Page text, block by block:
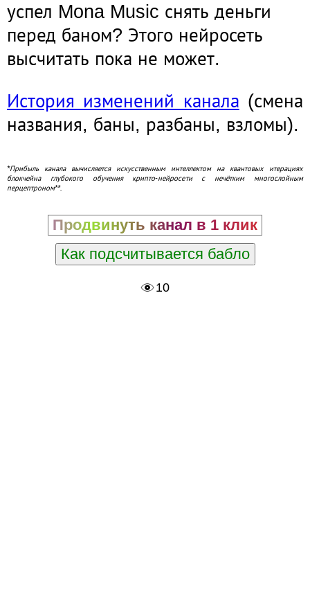
успел Mona Music снять деньги
перед баном? Этого нейросеть
высчитать пока не может.
История изменений канала (смена
названия, баны, разбаны, взломы).
*Прибыль канала вычисляется искусственным интеллектом на квантовых итерациях
блокчейна глубокого обучения крипто-нейросети с нечётким многослойным
перцептроном**.
Продвинуть канал в 1 клик
Как подсчитывается бабло
10